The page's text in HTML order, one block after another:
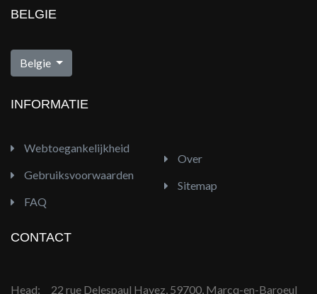
Folder Eldi
BELGIE
Belgie
INFORMATIE
Webtoegankelijkheid
Gebruiksvoorwaarden
FAQ
Over
Sitemap
CONTACT
Head: 22 rue Delespaul Havez, 59700, Marcq-en-Baroeul